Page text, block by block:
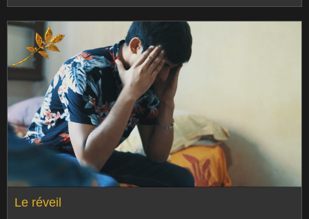
Le réveil